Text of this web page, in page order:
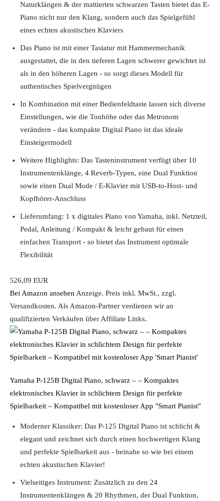
Naturklängen & der mattierten schwarzen Tasten bietet das E-
Piano nicht nur den Klang, sondern auch das Spielgefühl
eines echten akustischen Klaviers
Das Piano ist mit einer Tastatur mit Hammermechanik
ausgestattet, die in den tieferen Lagen schwerer gewichtet ist
als in den höheren Lagen - so sorgt dieses Modell für
authentisches Spielvergnügen
In Kombination mit einer Bedienfeldtaste lassen sich diverse
Einstellungen, wie die Tonhöhe oder das Metronom
verändern - das kompakte Digital Piano ist das ideale
Einsteigermodell
Weitere Highlights: Das Tasteninstrument verfügt über 10
Instrumentenklänge, 4 Reverb-Typen, eine Dual Funktion
sowie einen Dual Mode / E-Klavier mit USB-to-Host- und
Kopfhörer-Anschluss
Lieferumfang: 1 x digitales Piano von Yamaha, inkl. Netzteil,
Pedal, Anleitung / Kompakt & leicht gebaut für einen
einfachen Transport - so bietet das Instrument optimale
Flexibilität
526,09 EUR
Bei Amazon ansehen Anzeige. Preis inkl. MwSt., zzgl.
Versandkosten. Als Amazon-Partner verdienen wir an
qualifizierten Verkäufen über Affiliate Links.
Yamaha P-125B Digital Piano, schwarz – – Kompaktes
elektronisches Klavier in schlichtem Design für perfekte
Spielbarkeit – Kompatibel mit kostenloser App "Smart Pianist"
Moderner Klassiker: Das P-125 Digital Piano ist schlicht &
elegant und zeichnet sich durch einen hochwertigen Klang
und perfekte Spielbarkeit aus - beinahe so wie bei einem
echten akustischen Klavier!
Vielseitiges Instrument: Zusätzlich zu den 24
Instrumentenklängen & 20 Rhythmen, der Dual Funktion,